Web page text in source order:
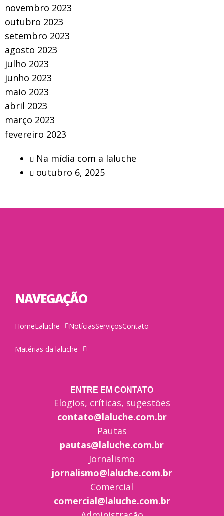
novembro 2023
outubro 2023
setembro 2023
agosto 2023
julho 2023
junho 2023
maio 2023
abril 2023
março 2023
fevereiro 2023
Na mídia com a laluche
outubro 6, 2025
NAVEGAÇÃO
HomeLaluche NotíciasServiçosContato
Matérias da laluche
ENTRE EM CONTATO
Elogios, críticas, sugestões
contato@laluche.com.br
Pautas
pautas@laluche.com.br
Jornalismo
jornalismo@laluche.com.br
Comercial
comercial@laluche.com.br